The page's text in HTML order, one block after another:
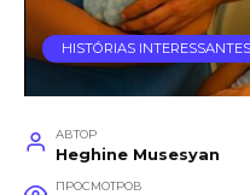
HISTÓRIAS INTERESSANTES
АВТОР
Heghine Musesyan
ПРОСМОТРОВ